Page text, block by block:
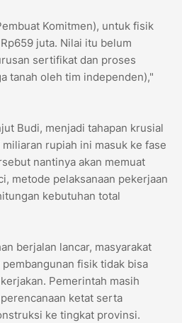
Komitmen), untuk fisik
juta. Nilai itu belum
sertifikat dan proses
tanah oleh tim independen),"
Budi, menjadi tahapan krusial
rupiah ini masuk ke fase
nantinya akan memuat
metode pelaksanaan pekerjaan
kebutuhan total
berjalan lancar, masyarakat
fisik tidak bisa
Pemerintah masih
ketat serta
ke tingkat provinsi.